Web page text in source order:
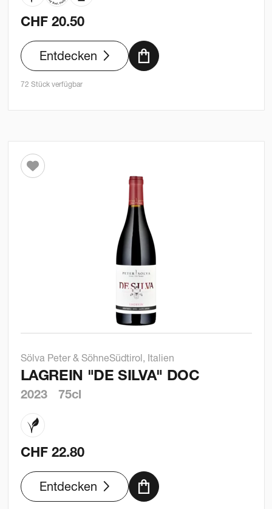
CHF 20.50
Entdecken
72 Stück verfügbar
Sölva Peter & SöhneSüdtirol, Italien
LAGREIN "DE SILVA" DOC
2023 75cl
CHF 22.80
Entdecken